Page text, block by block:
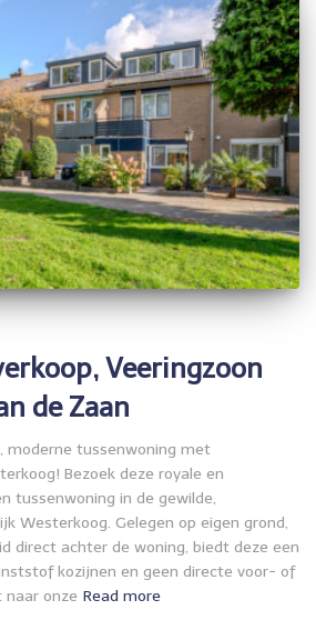
Veeringzoon
de Zaan
moderne tussenwoning met
Bezoek deze royale en
tussenwoning in de gewilde,
Westerkoog. Gelegen op eigen grond,
direct achter de woning, biedt deze een
kozijnen en geen directe voor- of
naar onze Read more